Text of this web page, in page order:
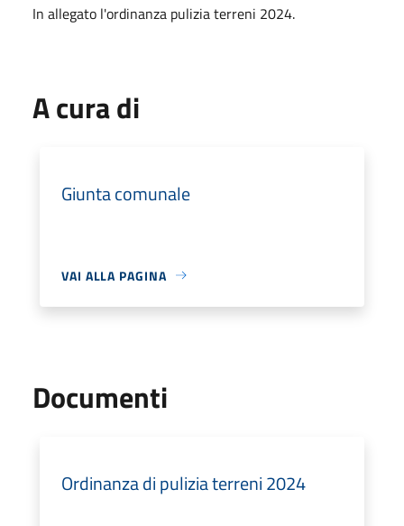
In allegato l'ordinanza pulizia terreni 2024.
A cura di
Giunta comunale
VAI ALLA PAGINA
Documenti
Ordinanza di pulizia terreni 2024